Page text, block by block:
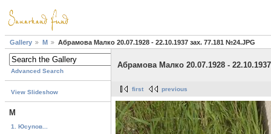
Gallery М Абрамова Малко 20.07.1928 - 22.10.1937 зах. 77.181 №24.JPG
Advanced Search
View Slideshow
М
1. Юсупов...
Абрамова Малко 20.07.1928 -
first previous